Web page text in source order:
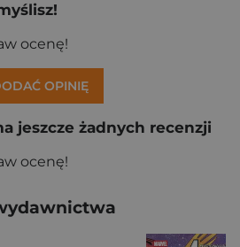
ocenę!
OPINIĘ
jeszcze żadnych recenzji
ocenę!